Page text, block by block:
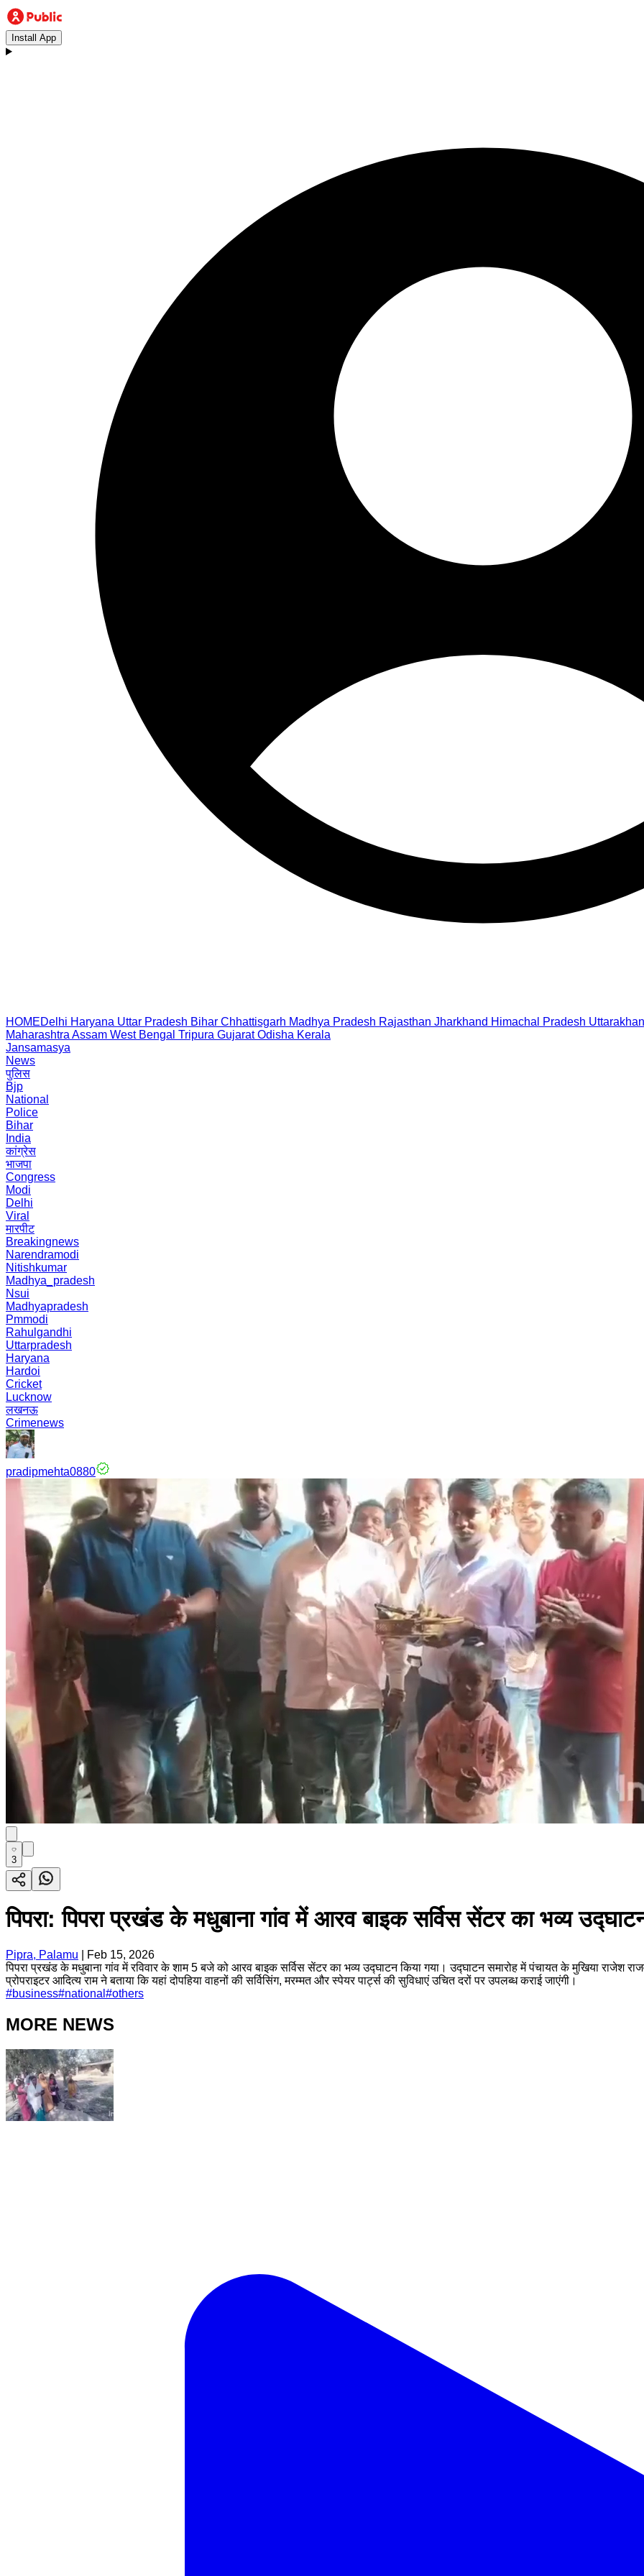
Install App
HOMEDelhi Haryana Uttar Pradesh Bihar Chhattisgarh Madhya Pradesh Rajasthan Jharkhand Himachal Pradesh
Maharashtra Assam West Bengal Tripura Gujarat Odisha Kerala
Jansamasya
News
पुलिस
Bjp
National
Police
Bihar
India
कांग्रेस
भाजपा
Congress
Modi
Delhi
Viral
मारपीट
Breakingnews
Narendramodi
Nitishkumar
Madhya_pradesh
Nsui
Madhyapradesh
Pmmodi
Rahulgandhi
Uttarpradesh
Haryana
Hardoi
Cricket
Lucknow
लखनऊ
Crimenews
pradipmehta0880
3
पिपरा: पिपरा प्रखंड के मधुबाना गांव में आरव बाइक सर्विस सेंटर का भव्य
Pipra, Palamu
Feb 15, 2026
पिपरा प्रखंड के मधुबाना गांव में रविवार के शाम 5 बजे को आरव बाइक सर्विस सेंटर का भव्य उद्घाटन किया गया। उद्घाटन समारोह में पंचायत के मुखिया
प्रोपराइटर आदित्य राम ने बताया कि यहां दोपहिया वाहनों की सर्विसिंग, मरम्मत और स्पेयर पार्ट्स की सुविधाएं उचित दरों पर उपलब्ध कराई जाएंगी।
#business#national #others
MORE NEWS